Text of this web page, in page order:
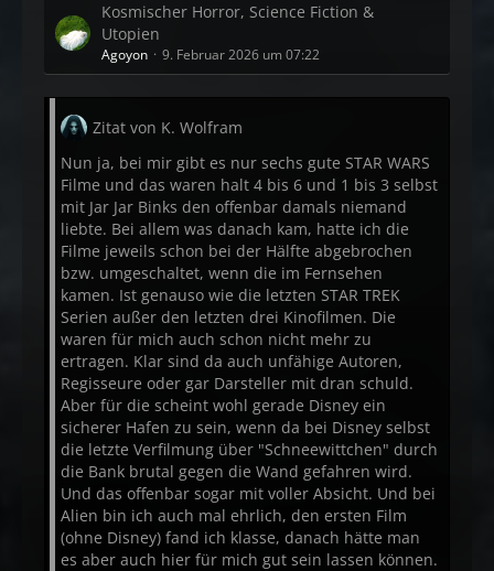
Kosmischer Horror, Science Fiction &
Utopien
Agoyon 9. Februar 2026 um 07:22
Zitat von K. Wolfram
Nun ja, bei mir gibt es nur sechs gute STAR WARS
Filme und das waren halt 4 bis 6 und 1 bis 3 selbst
mit Jar Jar Binks den offenbar damals niemand
liebte. Bei allem was danach kam, hatte ich die
Filme jeweils schon bei der Hälfte abgebrochen
bzw. umgeschaltet, wenn die im Fernsehen
kamen. Ist genauso wie die letzten STAR TREK
Serien außer den letzten drei Kinofilmen. Die
waren für mich auch schon nicht mehr zu
ertragen. Klar sind da auch unfähige Autoren,
Regisseure oder gar Darsteller mit dran schuld.
Aber für die scheint wohl gerade Disney ein
sicherer Hafen zu sein, wenn da bei Disney selbst
die letzte Verfilmung über "Schneewittchen" durch
die Bank brutal gegen die Wand gefahren wird.
Und das offenbar sogar mit voller Absicht. Und bei
Alien bin ich auch mal ehrlich, den ersten Film
(ohne Disney) fand ich klasse, danach hätte man
es aber auch hier für mich gut sein lassen können.